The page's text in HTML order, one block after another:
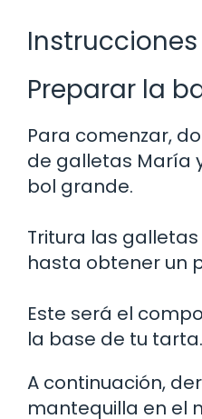
Preparar la
Para comenzar,
de galletas María
bol grande.
Tritura las
hasta obtener un
Este será el
la base de tu tarta.
A continuación,
mantequilla en el